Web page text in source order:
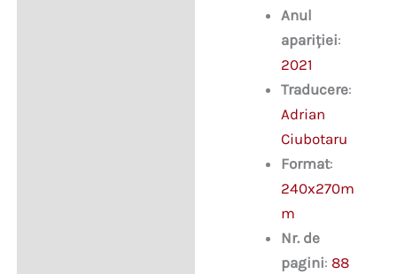
Anul
apariției:
2021
Traducere:
Adrian
Ciubotaru
Format:
240x270m
m
Nr. de
pagini: 88